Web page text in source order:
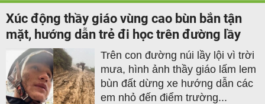
Xúc động thầy giáo vùng cao bùn bắn tận
mặt, hướng dẫn trẻ đi học trên đường lầy
Trên con đường núi lầy lội vì trời
mưa, hình ảnh thầy giáo lấm lem
bùn đất dừng xe hướng dẫn các
em nhỏ đến điểm trường...